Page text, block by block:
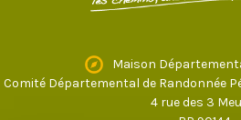
Maison
Comité Départemental de Randonnée
4 rue des 3